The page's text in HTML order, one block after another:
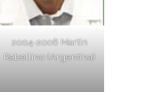
2004-2006 Martin
Rabellino (Argentina)